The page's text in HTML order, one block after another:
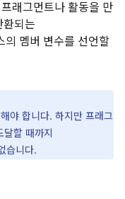
래그먼트나 활동을 만
환되는
의 멤버 변수를 선언할
야 합니다. 하지만 프래그
달할 때까지
습니다.